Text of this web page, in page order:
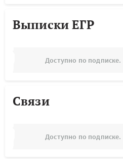
Выписки ЕГР
Доступно по подписке.
Связи
Доступно по подписке.